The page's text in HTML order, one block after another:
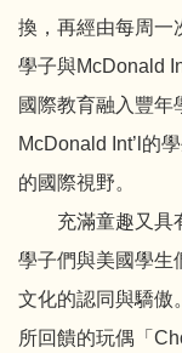
換，再經由每周一
學子與McDonald
國際教育融入豐年
McDonald Int’l的
的國際視野。
充滿童趣又具有
學子們與美國學生
文化的認同與驕傲
所回饋的玩偶「